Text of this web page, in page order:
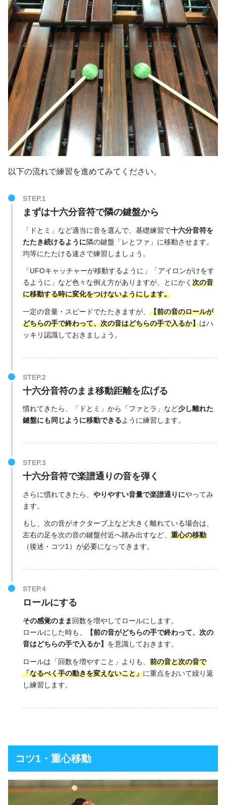
以下の流れで練習を進めてみてください。
まずは十六分音符で隣の鍵盤から
「ドとミ」など適当に音を選んで、基礎練習で十六分音符を
たたき続けるように隣の鍵盤「レとファ」に移動させます。
均等にたたける速さで練習しましょう。
「UFOキャッチャーが移動するように」「アイロンがけをす
るように」など色々な例え方がありますが、とにかく 次の音
に移動する時に変化をつけないようにします。
一定の音量・スピードでたたきますが、 【前の音のロールが
どちらの手で終わって、次の音はどちらの手で入るか】はハ
ッキリ認識しておきましょう。
十六分音符のまま移動距離を広げる
慣れてきたら、「ドとミ」から「ファとラ」など少し離れた
鍵盤にも同じように移動できるように練習します。
十六分音符で楽譜通りの音を弾く
さらに慣れてきたら、 やりやすい音量で楽譜通りにやってみ
ます。
もし、次の音がオクターブ上など大きく離れている場合は、
左右の足を次の音の鍵盤付近へ踏み出すなど、 重心の移動
（後述・コツ1）が必要になってきます。
ロールにする
その感覚のまま 回数を増やしてロールにします。
ロールにした時も、
【前の音がどちらの手で終わって、次の
音はどちらの手で入るか】 を意識しておきます。
ロールは「回数を増やすこと」よりも、 前の音と次の音で
「なるべく手の動きを変えないこと」に重点をおいて繰り返
し練習します。
コツ1・重心移動